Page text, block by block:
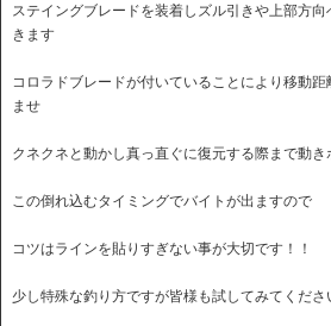
ステイングブレードを装着しズル引きや上部方
きます
コロラドブレードが付いていることにより移動
ませ
クネクネと動かし真っ直ぐに復元する際まで動
この倒れ込むタイミングでバイトが出ますので
コツはラインを貼りすぎない事が大切です！！
少し特殊な釣り方ですが皆様も試してみてくださ